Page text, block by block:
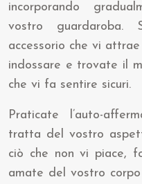
incorporando
vostro
accessorio che vi
indossare e trovate il
che vi fa sentire sicuri.
Praticate l’auto-
tratta del vostro
ciò che non vi piace,
amate del vostro